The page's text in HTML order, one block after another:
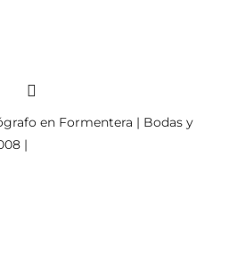
en Formentera | Bodas y
|